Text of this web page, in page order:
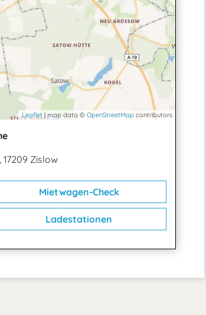
Leaflet| map data © OpenStreetMap contributors
17209 Zislow
Mietwagen-Check
Ladestationen